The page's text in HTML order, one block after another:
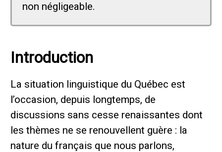
non négligeable.
Introduction
La situation linguistique du Québec est
l’occasion, depuis longtemps, de
discussions sans cesse renaissantes dont
les thèmes ne se renouvellent guère : la
nature du français que nous parlons,